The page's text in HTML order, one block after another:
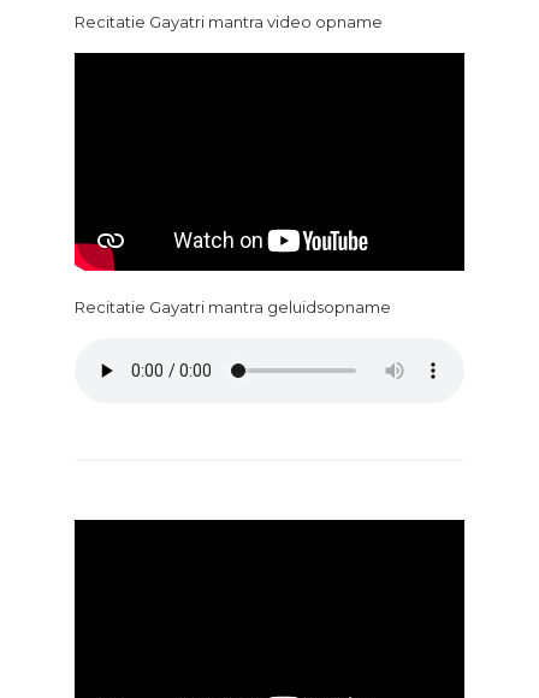
Recitatie Gayatri mantra video opname
Recitatie Gayatri mantra geluidsopname